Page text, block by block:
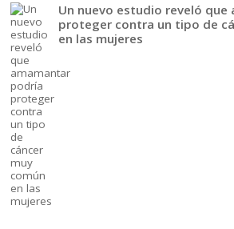
Un nuevo estudio reveló
proteger contra un tipo de
en las mujeres